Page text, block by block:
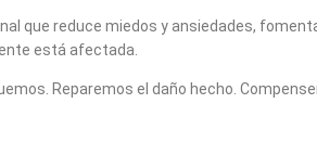
que reduce miedos y ansiedades,
está afectada.
Reparemos el daño hecho.